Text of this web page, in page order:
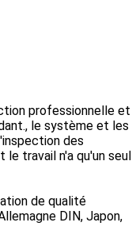
professionnelle et
le système et les
des
travail n'a qu'un seul
de qualité
DIN, Japon,